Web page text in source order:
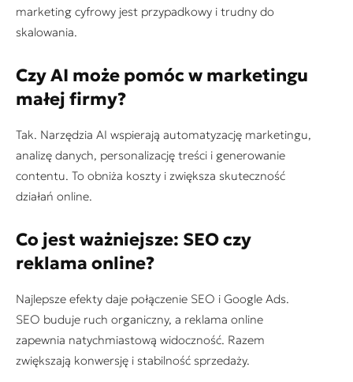
marketing cyfrowy jest przypadkowy i trudny do
skalowania.
Czy AI może pomóc w marketingu
małej firmy?
Tak. Narzędzia AI wspierają automatyzację marketingu,
analizę danych, personalizację treści i generowanie
contentu. To obniża koszty i zwiększa skuteczność
działań online.
Co jest ważniejsze: SEO czy
reklama online?
Najlepsze efekty daje połączenie SEO i Google Ads.
SEO buduje ruch organiczny, a reklama online
zapewnia natychmiastową widoczność. Razem
zwiększają konwersję i stabilność sprzedaży.